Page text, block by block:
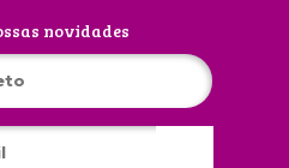
novidades